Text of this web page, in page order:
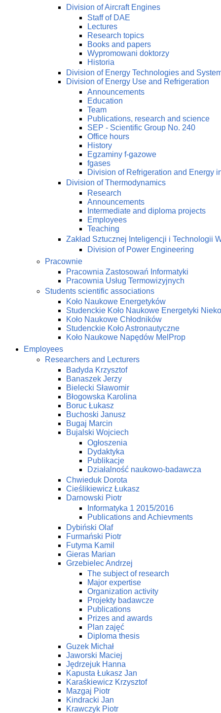
Division of Aircraft Engines
Staff of DAE
Lectures
Research topics
Books and papers
Wypromowani doktorzy
Historia
Division of Energy Technologies and
Division of Energy Use and Refrigeration
Announcements
Education
Team
Publications, research and science
SEP - Scientific Group No. 240
Office hours
History
Egzaminy f-gazowe
fgases
Division of Refrigeration and Energy
Division of Thermodynamics
Research
Announcements
Intermediate and diploma projects
Employees
Teaching
Zakład Sztucznej Inteligencji i Technologii
Division of Power Engineering
Pracownie
Pracownia Zastosowań Informatyki
Pracownia Usług Termowizyjnych
Students scientific associations
Koło Naukowe Energetyków
Studenckie Koło Naukowe Energetyki
Koło Naukowe Chłodników
Studenckie Koło Astronautyczne
Koło Naukowe Napędów MelProp
Employees
Researchers and Lecturers
Badyda Krzysztof
Banaszek Jerzy
Bielecki Sławomir
Błogowska Karolina
Boruc Łukasz
Buchoski Janusz
Bugaj Marcin
Bujalski Wojciech
Ogłoszenia
Dydaktyka
Publikacje
Działalność naukowo-badawcza
Chwieduk Dorota
Cieślikiewicz Łukasz
Darnowski Piotr
Informatyka 1 2015/2016
Publications and Achievments
Dybiński Olaf
Furmański Piotr
Futyma Kamil
Gieras Marian
Grzebielec Andrzej
The subject of research
Major expertise
Organization activity
Projekty badawcze
Publications
Prizes and awards
Plan zajęć
Diploma thesis
Guzek Michał
Jaworski Maciej
Jędrzejuk Hanna
Kapusta Łukasz Jan
Karaśkiewicz Krzysztof
Mazgaj Piotr
Kindracki Jan
Krawczyk Piotr